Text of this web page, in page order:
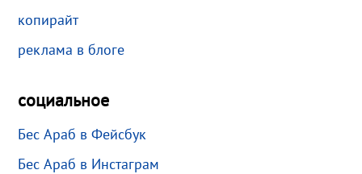
копирайт
реклама в блоге
социальное
Бес Араб в Фейсбук
Бес Араб в Инстаграм